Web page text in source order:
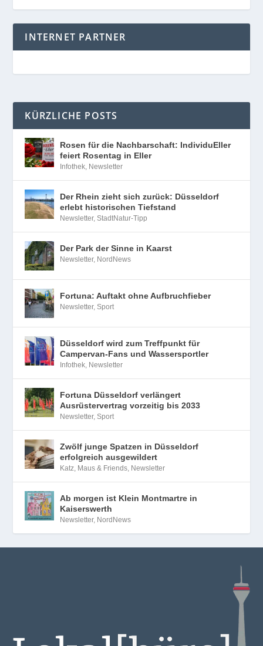
INTERNET PARTNER
KÜRZLICHE POSTS
Rosen für die Nachbarschaft: IndividuEller
feiert Rosentag in Eller
Infothek, Newsletter
Der Rhein zieht sich zurück: Düsseldorf
erlebt historischen Tiefstand
Newsletter,StadtNatur-Tipp
Der Park der Sinne in Kaarst
Newsletter, NordNews
Fortuna: Auftakt ohne Aufbruchfieber
Newsletter,Sport
Düsseldorf wird zum Treffpunkt für
Campervan-Fans und Wassersportler
Infothek, Newsletter
Fortuna Düsseldorf verlängert
Ausrüstervertrag vorzeitig bis 2033
Newsletter,Sport
Zwölf junge Spatzen in Düsseldorf
erfolgreich ausgewildert
Katz, Maus & Friends, Newsletter
Ab morgen ist Klein Montmartre in
Kaiserswerth
Newsletter, NordNews